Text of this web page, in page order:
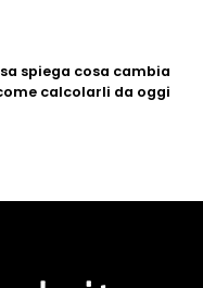
spiega cosa cambia
calcolarli da oggi